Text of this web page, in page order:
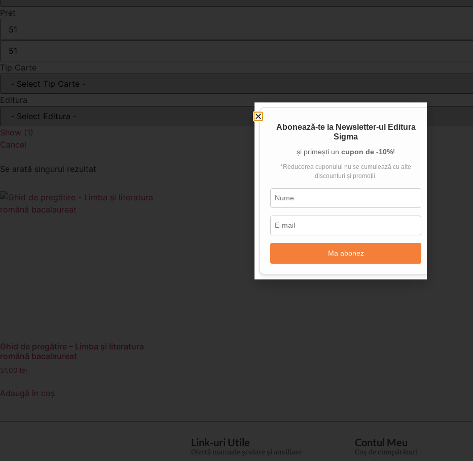
clasa a V-a
clasa a VI-a
clasa a VIII-a
clasa a X-a
clasa a XII-a
Pret
Tip Carte
Editura
Show (1)
Cancel
Se arată singurul rezultat
Ghid de pregătire – Limba și literatura
română bacalaureat
51.00 lei
Adaugă în coș
Link-uri Utile
Ofertă manuale şcolare şi auxiliare
Contul Meu
Coș de cumpărături
Abonează-te la Newsletter-ul Editura
Sigma
și primești un cupon de -10%!
*Reducerea cuponului nu se cumulează cu alte
discounturi și promoții.
Ma abonez